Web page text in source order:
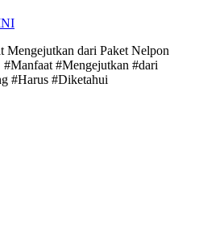
Mengejutkan dari Paket Nelpon
#Mengejutkan #dari
#Harus #Diketahui